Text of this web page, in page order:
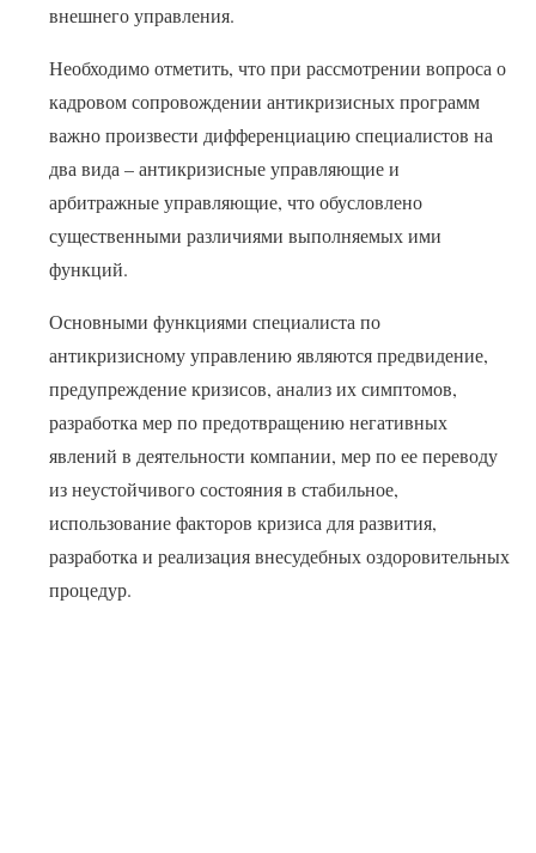
внешнего управления.
Необходимо отметить, что при рассмотрении вопроса о
кадровом сопровождении антикризисных программ
важно произвести дифференциацию специалистов на
два вида – антикризисные управляющие и
арбитражные управляющие, что обусловлено
существенными различиями выполняемых ими
функций.
Основными функциями специалиста по
антикризисному управлению являются предвидение,
предупреждение кризисов, анализ их симптомов,
разработка мер по предотвращению негативных
явлений в деятельности компании, мер по ее переводу
из неустойчивого состояния в стабильное,
использование факторов кризиса для развития,
разработка и реализация внесудебных оздоровительных
процедур.